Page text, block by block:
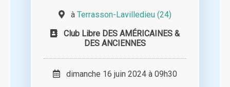
à Terrasson-Lavilledieu (24)
Club Libre DES AMÉRICAINES &
DES ANCIENNES
dimanche 16 juin 2024 à 09h30